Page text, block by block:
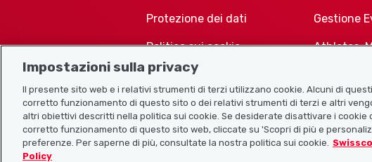
Protezione dei dati
Politica sui cookie
Gestione
Athletes-
Impostazioni sulla privacy
Il presente sito web e i relativi strumenti di terzi utilizzano cookie. Alcuni di
corretto funzionamento di questo sito o dei relativi strumenti di terzi e altri
altri obiettivi descritti nella politica sui cookie. Se desiderate disattivare i cookie
corretto funzionamento di questo sito web, cliccate su 'Scopri di più e
preferenze. Per saperne di più, consultate la nostra politica sui cookie.
Policy